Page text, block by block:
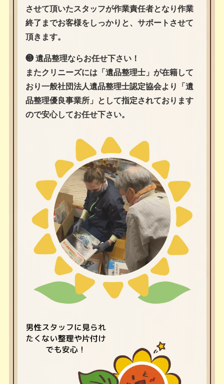
させて頂いたスタッフが作業責任者となり作業
終了までお客様をしっかりと、サポートさせて
頂きます。
❸ 遺品整理ならお任せ下さい！
またクリニーズには「遺品整理士」が在籍して
おり一般社団法人遺品整理士認定協会より「遺
品整理優良事業所」として指定されております
ので安心してお任せ下さい。